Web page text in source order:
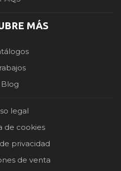
MÁS
Blog
legal
de cookies
privacidad
de venta